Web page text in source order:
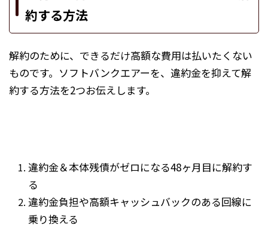
約する方法
解約のために、できるだけ高額な費用は払いたくない
ものです。ソフトバンクエアーを、違約金を抑えて解
約する方法を2つお伝えします。
違約金＆本体残債がゼロになる48ヶ月目に解約す
る
違約金負担や高額キャッシュバックのある回線に
乗り換える